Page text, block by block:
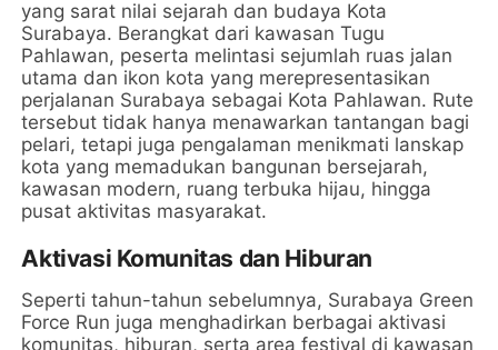
yang sarat nilai sejarah dan budaya Kota
Surabaya. Berangkat dari kawasan Tugu
Pahlawan, peserta melintasi sejumlah ruas jalan
utama dan ikon kota yang merepresentasikan
perjalanan Surabaya sebagai Kota Pahlawan. Rute
tersebut tidak hanya menawarkan tantangan bagi
pelari, tetapi juga pengalaman menikmati lanskap
kota yang memadukan bangunan bersejarah,
kawasan modern, ruang terbuka hijau, hingga
pusat aktivitas masyarakat.
Aktivasi Komunitas dan Hiburan
Seperti tahun-tahun sebelumnya, Surabaya Green
Force Run juga menghadirkan berbagai aktivasi
komunitas, hiburan, serta area festival di kawasan